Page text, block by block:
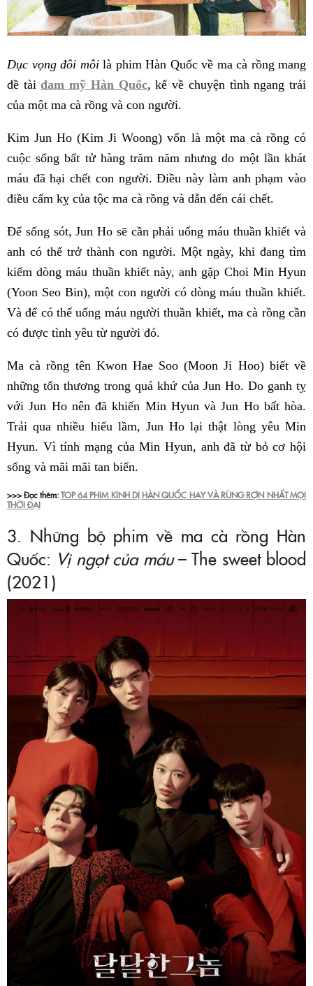
Dục vọng đôi môilà phim Hàn Quốc về ma cà rồng mang
đề tàiđam mỹ Hàn Quốc, kể về chuyện tình ngang trái
của một ma cà rồng và con người.
Kim Jun Ho (Kim Ji Woong) vốn là một ma cà rồng có
cuộc sống bất tử hàng trăm năm nhưng do một lần khát
máu đã hại chết con người. Điều này làm anh phạm vào
điều cấm kỵ của tộc ma cà rồng và dẫn đến cái chết.
Để sống sót, Jun Ho sẽ cần phải uống máu thuần khiết và
anh có thể trở thành con người. Một ngày, khi đang tìm
kiếm dòng máu thuần khiết này, anh gặp Choi Min Hyun
(Yoon Seo Bin), một con người có dòng máu thuần khiết.
Và để có thể uống máu người thuần khiết, ma cà rồng cần
có được tình yêu từ người đó.
Ma cà rồng tên Kwon Hae Soo (Moon Ji Hoo) biết về
những tổn thương trong quá khứ của Jun Ho. Do ganh tỵ
với Jun Ho nên đã khiến Min Hyun và Jun Ho bất hòa.
Trải qua nhiều hiểu lầm, Jun Ho lại thật lòng yêu Min
Hyun. Vì tính mạng của Min Hyun, anh đã từ bỏ cơ hội
sống và mãi mãi tan biến.
>>> Đọc thêm:TOP 64 PHIM KINH DỊ HÀN QUỐC HAY VÀ RÙNG RỢN NHẤT MỌI
THỜI ĐẠI
3. Những bộ phim về ma cà rồng Hàn
Quốc: Vị ngọt của máu– The sweet blood
(2021)